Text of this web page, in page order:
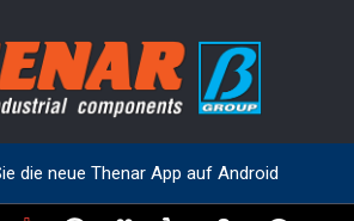
die neue Thenar App auf Android